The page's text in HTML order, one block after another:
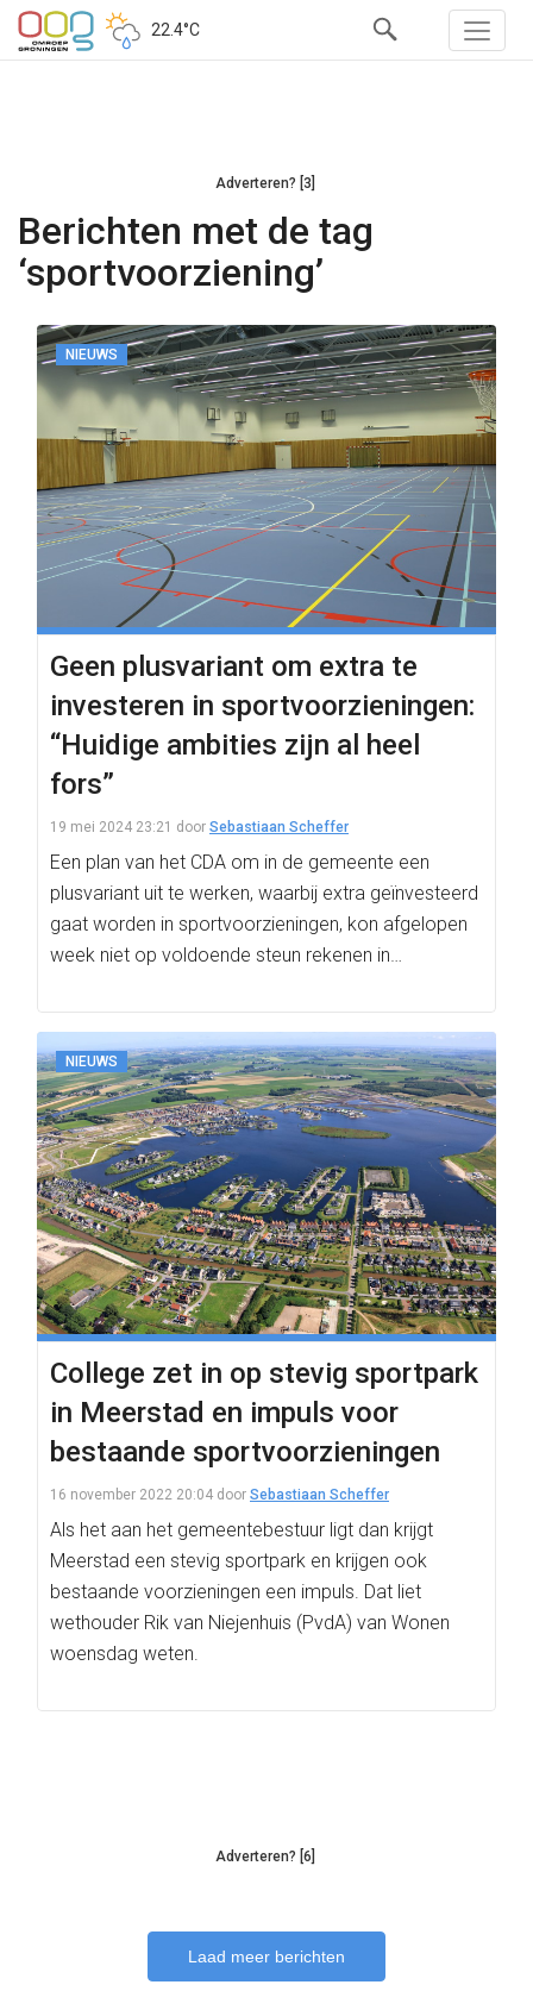
22.4°C
Adverteren? [3]
Berichten met de tag
‘sportvoorziening’
NIEUWS
Geen plusvariant om extra te
investeren in sportvoorzieningen:
“Huidige ambities zijn al heel
fors”
19 mei 2024 23:21 door Sebastiaan Scheffer
Een plan van het CDA om in de gemeente een
plusvariant uit te werken, waarbij extra geïnvesteerd
gaat worden in sportvoorzieningen, kon afgelopen
week niet op voldoende steun rekenen in…
NIEUWS
College zet in op stevig sportpark
in Meerstad en impuls voor
bestaande sportvoorzieningen
16 november 2022 20:04 door Sebastiaan Scheffer
Als het aan het gemeentebestuur ligt dan krijgt
Meerstad een stevig sportpark en krijgen ook
bestaande voorzieningen een impuls. Dat liet
wethouder Rik van Niejenhuis (PvdA) van Wonen
woensdag weten.
Adverteren? [6]
Laad meer berichten